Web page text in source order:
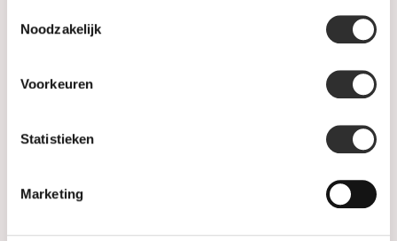
Noodzakelijk
Voorkeuren
Statistieken
Marketing
FAQ
Algemene voorwaarden